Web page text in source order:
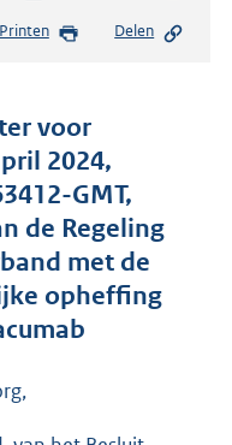
s
d
s
g
o
o
t
e
2
Printen Delen
voor
2024,
GMT,
de Regeling
met de
opheffing